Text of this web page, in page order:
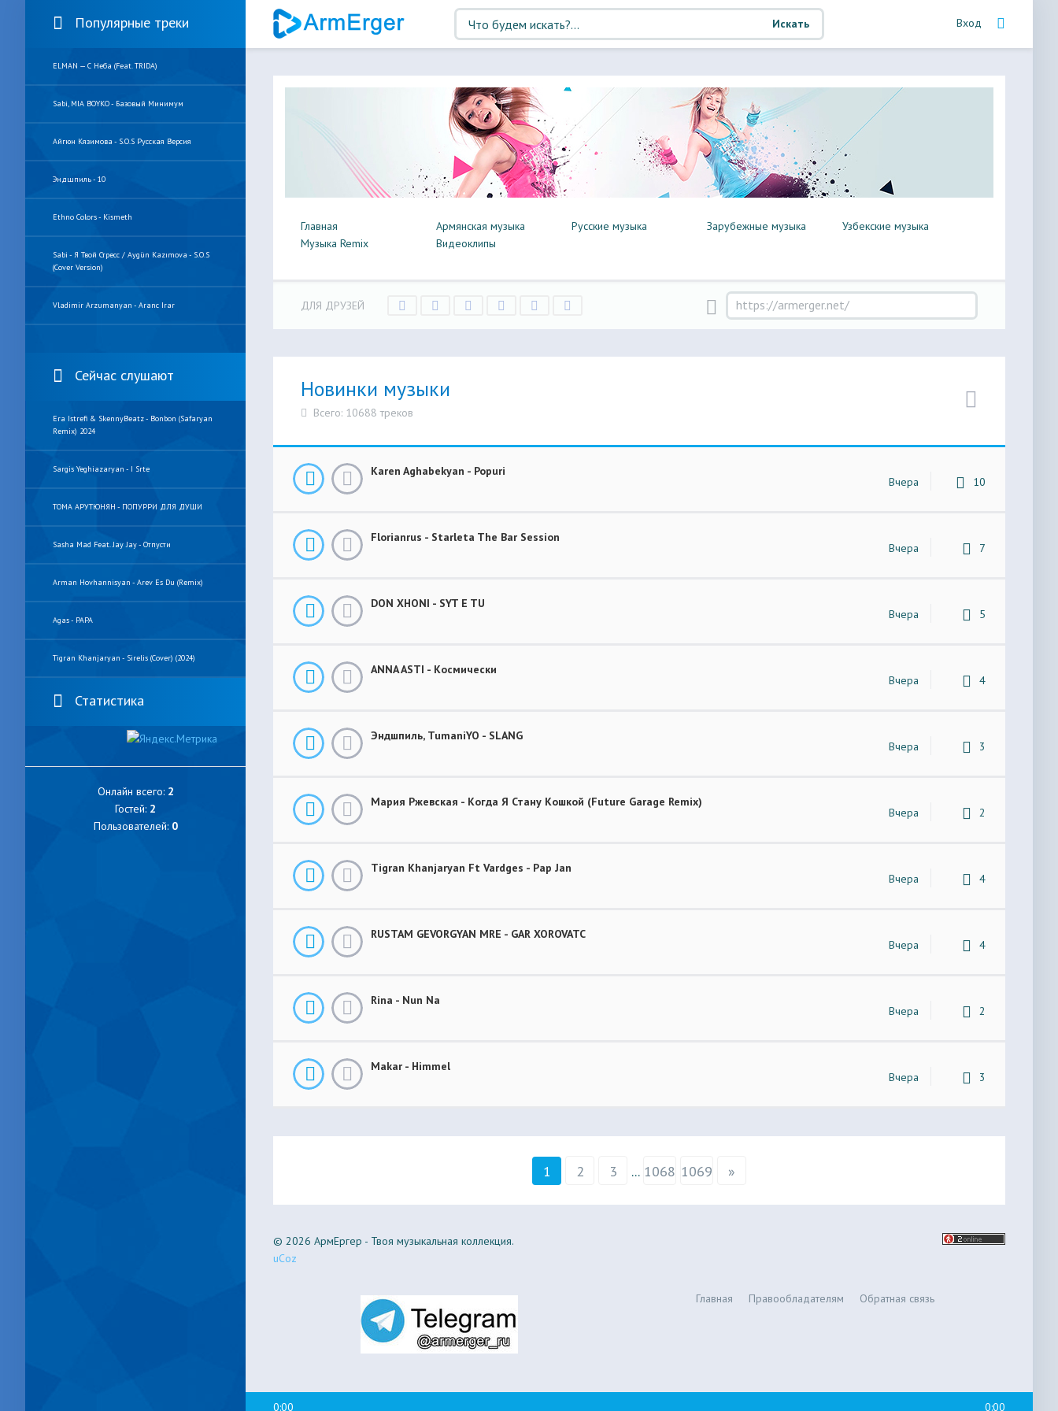
Популярные треки
ELMAN — С Неба (feat. TRIDA)
Sabi, MIA BOYKO - Базовый Минимум
Айгюн Кязимова - S.O.S Русская Версия
Эндшпиль - 10
Ethno Colors - Kismeth
Sabi - Я Твой Стресс / Aygün Kazımova - S.O.S
(Cover Version)
Vladimir Arzumanyan - Aranc Irar
Сейчас слушают
Era Istrefi & SkennyBeatz - Bonbon (Safaryan
Remix) 2024
Sargis Yeghiazaryan - I Srte
ТОМА АРУТЮНЯН - ПОПУРРИ ДЛЯ ДУШИ
Sasha Mad Feat. Jay Jay - Отпусти
Arman Hovhannisyan - Arev Es Du (Remix)
Agas - PAPA
Tigran Khanjaryan - Sirelis (cover) (2024)
Статистика
Онлайн всего: 2
Гостей: 2
Пользователей: 0
Искать Вход
Главная Армянская музыка Русские музыка Зарубежные музыка
Узбекские музыка
Музыка Remix
Видеоклипы
ДЛЯ ДРУЗЕЙ
Новинки музыки
Всего: 10688 треков
Karen Aghabekyan - Popuri
Вчера 10
Florianrus - Starleta The Bar Session
Вчера 7
DON XHONI - SYT E TU
Вчера 5
ANNA ASTI - Космически
Вчера 4
Эндшпиль, TumaniYO - SLANG
Вчера 3
Мария Ржевская - Когда Я Стану Кошкой (Future Garage Remix)
Вчера 2
Tigran Khanjaryan Ft Vardges - Pap Jan
Вчера 4
RUSTAM GEVORGYAN MRE - GAR XOROVATC
Вчера 4
Rina - Nun Na
Вчера 2
Makar - Himmel
Вчера 3
1 2 3 ... 1068 1069 »
© 2026 АрмЕргер - Твоя музыкальная коллекция.
uCoz
Главная Правообладателям Обратная связь
0:00 0:00